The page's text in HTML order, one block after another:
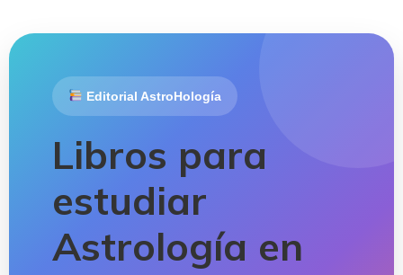
Editorial AstroHología
Libros para
estudiar
Astrología en